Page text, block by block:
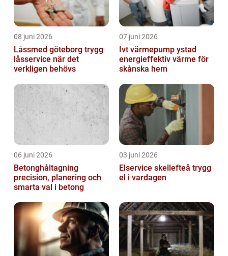
08 juni 2026
Låssmed göteborg trygg
låsservice när det
verkligen behövs
07 juni 2026
Ivt värmepump ystad
energieffektiv värme för
skånska hem
06 juni 2026
Betonghåltagning
precision, planering och
smarta val i betong
03 juni 2026
Elservice skellefteå trygg
el i vardagen